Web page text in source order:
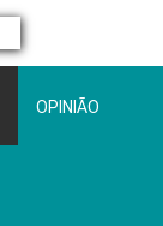
OPINIÃO